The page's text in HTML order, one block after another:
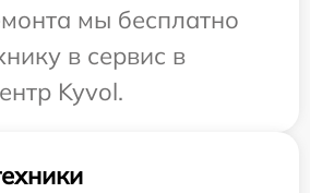
мы бесплатно
в сервис в
Kyvol.